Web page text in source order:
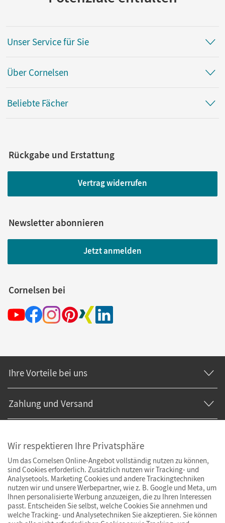
Unser Service für Sie
Über Cornelsen
Beliebte Fächer
Rückgabe und Erstattung
Vertrag widerrufen
Newsletter abonnieren
Jetzt anmelden
Cornelsen bei
Ihre Vorteile bei uns
Zahlung und Versand
Wir respektieren Ihre Privatsphäre
Um das Cornelsen Online-Angebot vollständig nutzen zu können,
sind Cookies erforderlich. Zusätzlich nutzen wir Tracking- und
Analysetools. Marketing Cookies und andere Trackingtechniken
nutzen wir und unsere Werbepartner, wie z. B. Google und Meta, um
Ihnen personalisierte Werbung anzuzeigen, die zu Ihren Interessen
passt. Entscheiden Sie selbst, welche Cookies Sie annehmen und
welche Tracking- und Analysetechniken Sie akzeptieren. Sie können